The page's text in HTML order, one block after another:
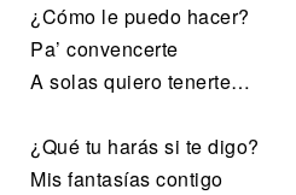
¿Cómo le puedo hacer?
Pa’ convencerte
A solas quiero tenerte…
¿Qué tu harás si te digo?
Mis fantasías contigo